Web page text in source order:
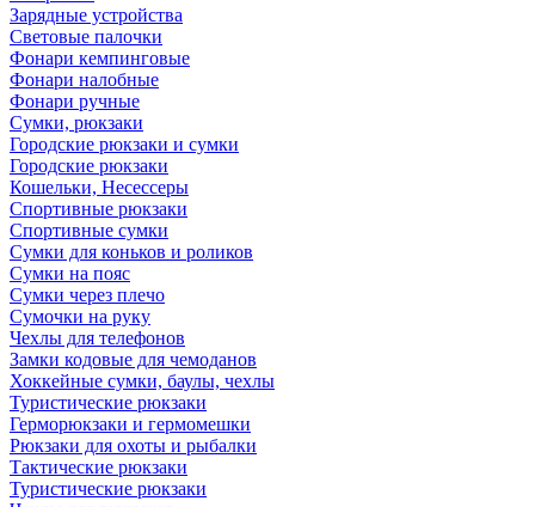
Зарядные устройства
Световые палочки
Фонари кемпинговые
Фонари налобные
Фонари ручные
Сумки, рюкзаки
Городские рюкзаки и сумки
Городские рюкзаки
Кошельки, Несессеры
Спортивные рюкзаки
Спортивные сумки
Сумки для коньков и роликов
Сумки на пояс
Сумки через плечо
Сумочки на руку
Чехлы для телефонов
Замки кодовые для чемоданов
Хоккейные сумки, баулы, чехлы
Туристические рюкзаки
Герморюкзаки и гермомешки
Рюкзаки для охоты и рыбалки
Тактические рюкзаки
Туристические рюкзаки